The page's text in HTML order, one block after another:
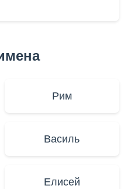
Рим
Василь
Елисей